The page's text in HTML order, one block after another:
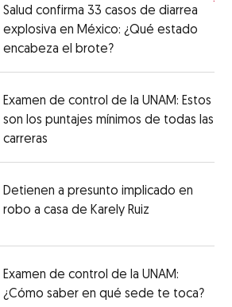
Salud confirma 33 casos de diarrea
explosiva en México: ¿Qué estado
encabeza el brote?
Examen de control de la UNAM: Estos
son los puntajes mínimos de todas las
carreras
Detienen a presunto implicado en
robo a casa de Karely Ruiz
Examen de control de la UNAM:
¿Cómo saber en qué sede te toca?